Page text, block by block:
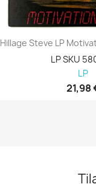
Hillage Steve LP
LP SKU
LP
21,98